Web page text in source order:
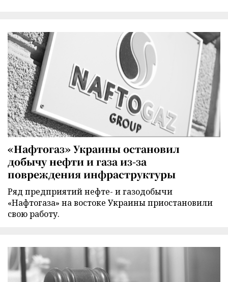
«Нафтогаз» Украины остановил
добычу нефти и газа из-за
повреждения инфраструктуры
Ряд предприятий нефте- и газодобычи
«Нафтогаза» на востоке Украины приостановили
свою работу.